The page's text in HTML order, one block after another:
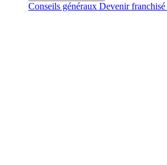
Conseils généraux Devenir franchisé